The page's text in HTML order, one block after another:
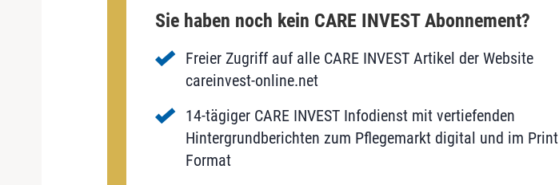
Sie haben noch kein CARE INVEST Abonnement?
Freier Zugriff auf alle CARE INVEST Artikel der Website
careinvest-online.net
14-tägiger CARE INVEST Infodienst mit vertiefenden
Hintergrundberichten zum Pflegemarkt digital und im Print
Format